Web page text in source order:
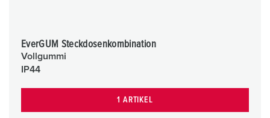
EverGUM Steckdosenkombination
Vollgummi
IP44
1 ARTIKEL